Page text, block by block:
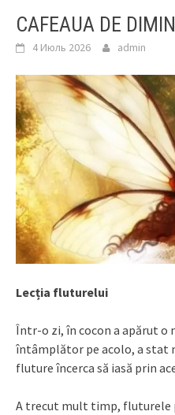
CAFEAUA DE
4 Июль 2026 admin
Lecția fluturelui
Într-o zi, în cocon a apărut o
întâmplător pe acolo, a stat
fluture încerca să iasă prin
A trecut mult timp, fluturele